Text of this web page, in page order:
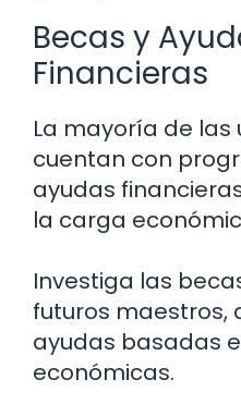
Becas y
Financieras
La mayoría de las
cuentan con
ayudas
la carga
Investiga las
futuros maestros,
ayudas basadas
económicas.